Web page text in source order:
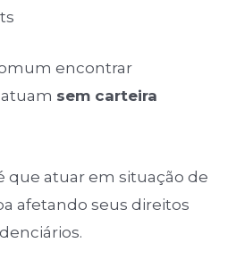
encontrar
sem carteira
que atuar em situação de
afetando seus direitos